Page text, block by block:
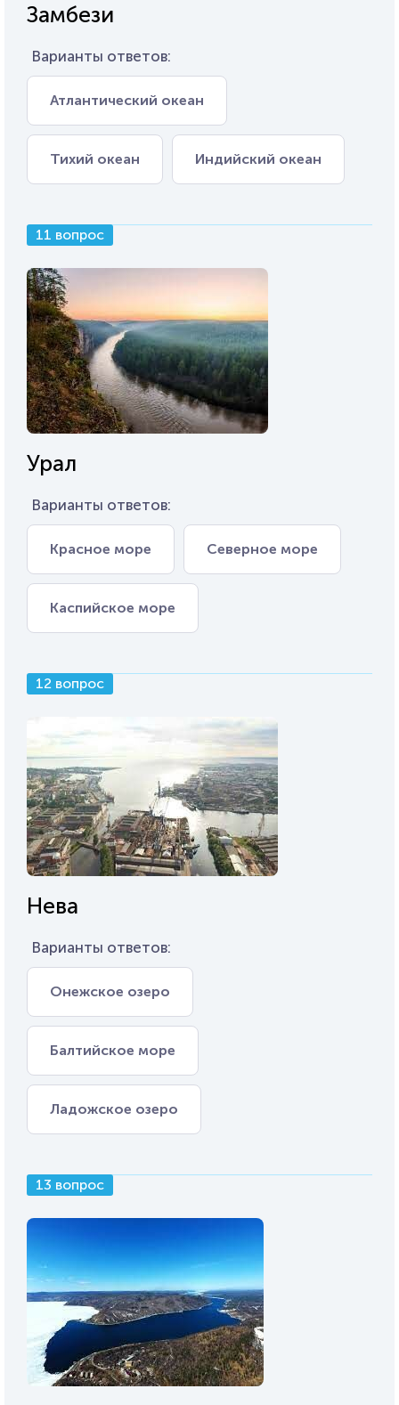
Замбези
Варианты ответов:
Атлантический океан
Тихий океан Индийский океан
11 вопрос
Урал
Варианты ответов:
Красное море Северное море
Каспийское море
12 вопрос
Нева
Варианты ответов:
Онежское озеро
Балтийское море
Ладожское озеро
13 вопрос